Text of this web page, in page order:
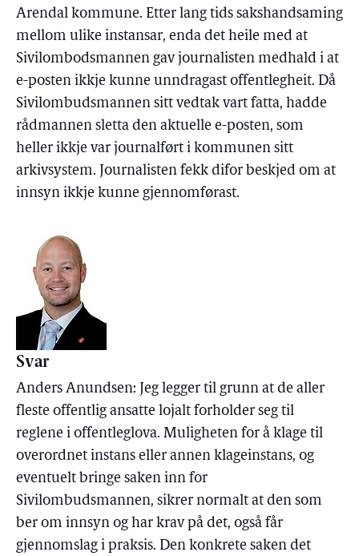
Arendal kommune. Etter lang tids sakshandsaming
mellom ulike instansar, enda det heile med at
Sivilombodsmannen gav journalisten medhald i at
e-posten ikkje kunne unndragast offentlegheit. Då
Sivilombudsmannen sitt vedtak vart fatta, hadde
rådmannen sletta den aktuelle e-posten, som
heller ikkje var journalført i kommunen sitt
arkivsystem. Journalisten fekk difor beskjed om at
innsyn ikkje kunne gjennomførast.
Svar
Anders Anundsen: Jeg legger til grunn at de aller
fleste offentlig ansatte lojalt forholder seg til
reglene i offentleglova. Muligheten for å klage til
overordnet instans eller annen klageinstans, og
eventuelt bringe saken inn for
Sivilombudsmannen, sikrer normalt at den som
ber om innsyn og har krav på det, også får
gjennomslag i praksis. Den konkrete saken det